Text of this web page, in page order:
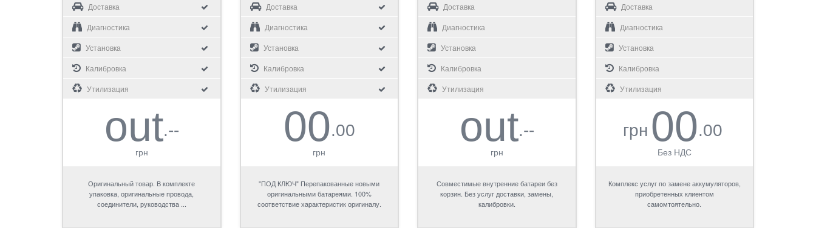
Доставка
Диагностика
Установка
Калибровка
Утилизация
out.--
грн
Оригинальный товар. В комплекте
упаковка, оригинальные провода,
соединители, руководства ...
Доставка
Диагностика
Установка
Калибровка
Утилизация
00.00
грн
"ПОД КЛЮЧ" Перепакованные новыми
оригинальными батареями. 100%
соответствие характеристик оригиналу.
Доставка
Диагностика
Установка
Калибровка
Утилизация
out.--
грн
Совместимые внутренние батареи без
корзин. Без услуг доставки, замены,
калибровки.
Доставка
Диагностика
Установка
Калибровка
Утилизация
грн 00.00
Без НДС
Комплекс услуг по замене аккумуляторов,
приобретенных клиентом
самомтоятельно.